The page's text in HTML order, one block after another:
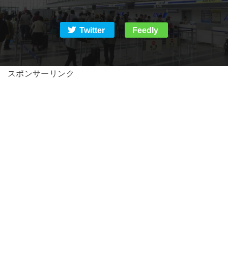
Twitter Feedly
スポンサーリンク